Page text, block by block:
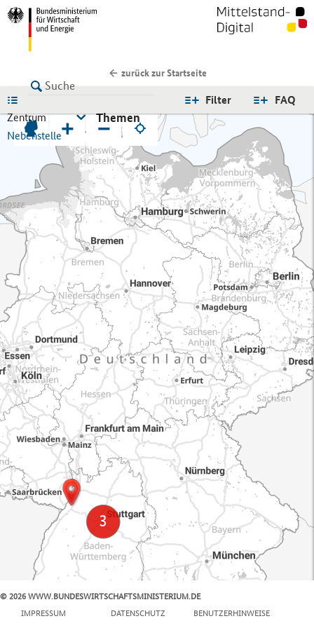
zurück zur Startseite
FAQ
Filter
Zentrum
Nebenstelle
Themen
+ −
© 2026 WWW.BUNDESWIRTSCHAFTSMINISTERIUM.DE
IMPRESSUM
DATENSCHUTZ BENUTZERHINWEISE